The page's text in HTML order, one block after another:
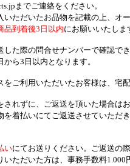
絡をください。
載の上、オークション
品到着後3日以内にお願いいたしま
ーで確認できるお荷物
となります。
様は、宅配ボックスへ
いた場合はお受けでき
送させていただきま
いにてお送りください。ご返送の
手数料1.000円を差し引